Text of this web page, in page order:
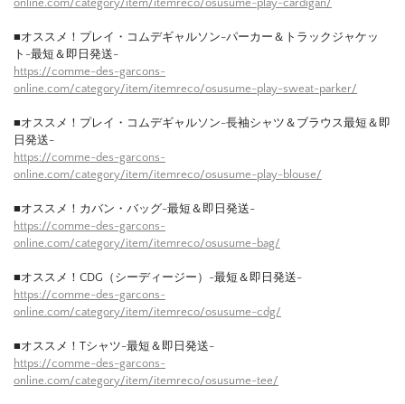
online.com/category/item/itemreco/osusume-play-cardigan/
■オススメ！プレイ・コムデギャルソン-パーカー＆トラックジャケッ
ト-最短＆即日発送-
https://comme-des-garcons-
online.com/category/item/itemreco/osusume-play-sweat-parker/
■オススメ！プレイ・コムデギャルソン-長袖シャツ＆ブラウス最短＆即
日発送-
https://comme-des-garcons-
online.com/category/item/itemreco/osusume-play-blouse/
■オススメ！カバン・バッグ-最短＆即日発送-
https://comme-des-garcons-
online.com/category/item/itemreco/osusume-bag/
■オススメ！CDG（シーディージー）-最短＆即日発送-
https://comme-des-garcons-
online.com/category/item/itemreco/osusume-cdg/
■オススメ！Tシャツ-最短＆即日発送-
https://comme-des-garcons-
online.com/category/item/itemreco/osusume-tee/